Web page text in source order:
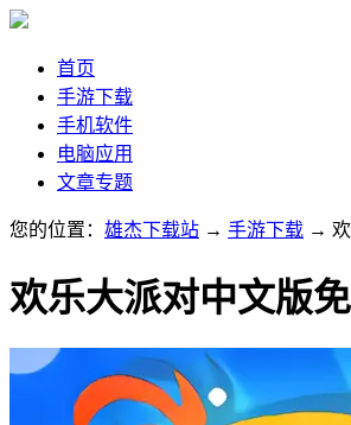
首页
手游下载
手机软件
电脑应用
文章专题
您的位置： 雄杰下载站 → 手游下载 → 欢
欢乐大派对中文版